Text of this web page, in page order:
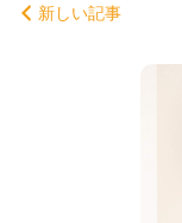
新しい記事